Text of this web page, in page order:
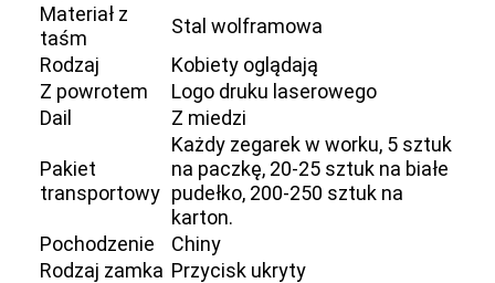
Materiał z
taśm
Stal wolframowa
Rodzaj
Kobiety oglądają
Z powrotem
Logo druku laserowego
Dail
Z miedzi
Pakiet
transportowy
Każdy zegarek w worku, 5 sztuk
na paczkę, 20-25 sztuk na białe
pudełko, 200-250 sztuk na
karton.
Pochodzenie
Chiny
Rodzaj zamka Przycisk ukryty